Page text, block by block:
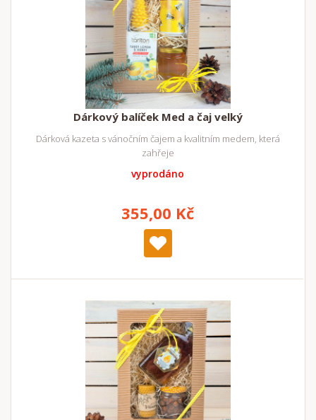
Dárkový balíček Med a čaj velký
Dárková kazeta s vánočním čajem a kvalitním medem, která
zahřeje
vyprodáno
355,00 Kč